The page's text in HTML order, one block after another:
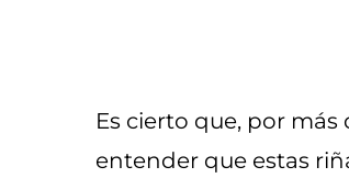
Es cierto que, por
entender que estas